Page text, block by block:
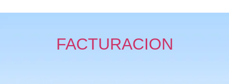
FACTURACION